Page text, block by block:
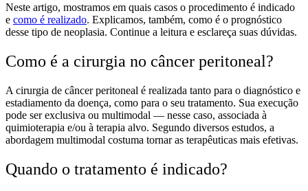
Neste artigo, mostramos em quais casos o procedimento é indicado
e como é realizado. Explicamos, também, como é o prognóstico
desse tipo de neoplasia. Continue a leitura e esclareça suas dúvidas.
Como é a cirurgia no câncer peritoneal?
A cirurgia de câncer peritoneal é realizada tanto para o diagnóstico e
estadiamento da doença, como para o seu tratamento. Sua execução
pode ser exclusiva ou multimodal — nesse caso, associada à
quimioterapia e/ou à terapia alvo. Segundo diversos estudos, a
abordagem multimodal costuma tornar as terapêuticas mais efetivas.
Quando o tratamento é indicado?